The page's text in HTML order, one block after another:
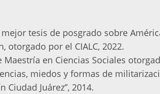
tesis de posgrado sobre
otorgado por el CIALC, 2022.
en Ciencias Sociales
miedos y formas de
Juárez”, 2014.